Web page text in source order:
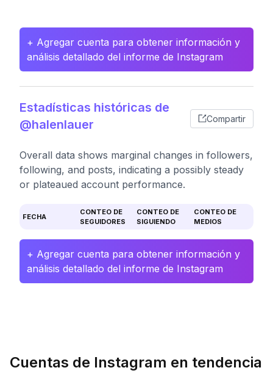
+ Agregar cuenta para obtener información y
análisis detallado del informe de Instagram
Estadísticas históricas de
@halenlauer
Compartir
Overall data shows marginal changes in followers,
following, and posts, indicating a possibly steady
or plateaued account performance.
FECHA
CONTEO DE
SEGUIDORES
CONTEO DE
SIGUIENDO
CONTEO DE
MEDIOS
+ Agregar cuenta para obtener información y
análisis detallado del informe de Instagram
Cuentas de Instagram en tendencia